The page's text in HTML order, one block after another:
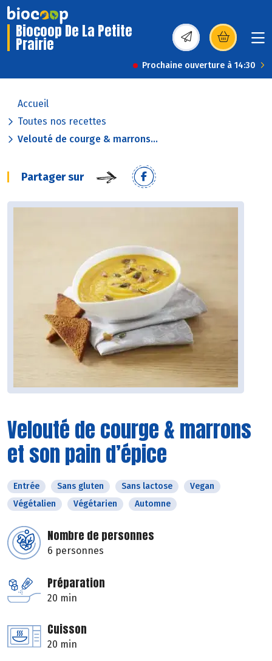
Biocoop De La Petite
Prairie (s’ouvre dans une
Prochaine ouverture à 14:30
Accueil
Toutes nos recettes
Velouté de courge & marrons...
Partager sur
Velouté de courge & marrons
et son pain d’épice
Entrée Sans gluten Sans lactose
Vegan
Végétalien
Végétarien Automne
Nombre de personnes
6 personnes
Préparation
20 min
Cuisson
20 min